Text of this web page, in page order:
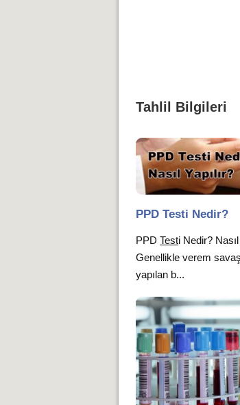
Tahlil Bilgileri
PPD Testi Nedir?
PPDTesti Nedir?
Genellikle verem
yapılan b...